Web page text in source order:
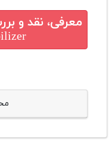
معرفی، نقد و